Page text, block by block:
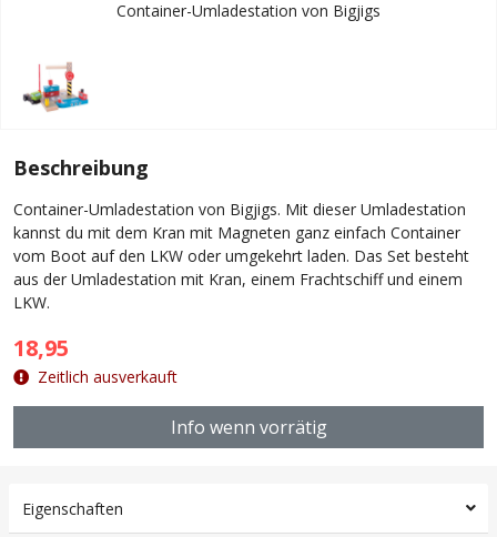
Container-Umladestation von Bigjigs
Beschreibung
Container-Umladestation von Bigjigs. Mit dieser Umladestation
kannst du mit dem Kran mit Magneten ganz einfach Container
vom Boot auf den LKW oder umgekehrt laden. Das Set besteht
aus der Umladestation mit Kran, einem Frachtschiff und einem
LKW.
18,95
Zeitlich ausverkauft
Info wenn vorrätig
Eigenschaften